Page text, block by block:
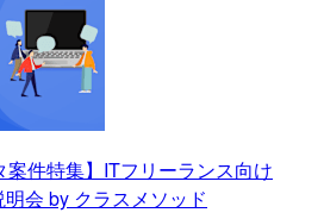
案件特集】ITフリーランス向け
明会 by クラスメソッド